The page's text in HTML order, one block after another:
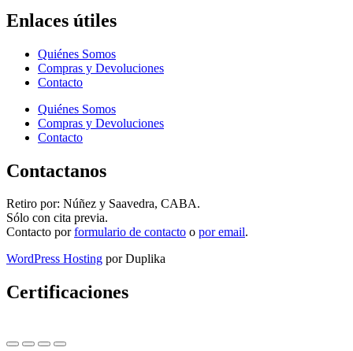
Enlaces útiles
Quiénes Somos
Compras y Devoluciones
Contacto
Quiénes Somos
Compras y Devoluciones
Contacto
Contactanos
Retiro por: Núñez y Saavedra, CABA.
Sólo con cita previa.
Contacto porformulario de contacto o por email.
WordPress Hosting por Duplika
Certificaciones